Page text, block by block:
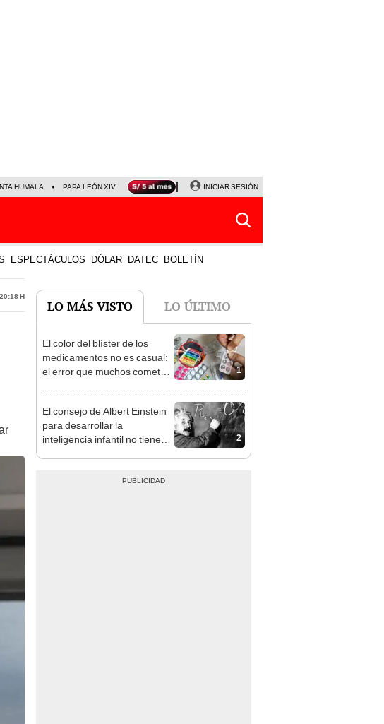
HUMALA PAPA LEÓN XIV NALDY SALDAÑA LA BELLA LUZ
INICIAR SESIÓN
ESPECTÁCULOS DÓLAR DATEC BOLETÍN
h
LO MÁS VISTO LO ÚLTIMO
1
El color del blíster de los
medicamentos no es casual:
el error que muchos cometen
2
El consejo de Albert Einstein
para desarrollar la
inteligencia infantil no tiene